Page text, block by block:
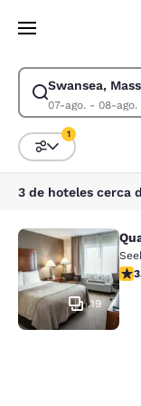
Pasar A Contenido
Swansea,
07-ago. - 08-ago.
Modificar la
Ordenar y
1
Quality Inn
19